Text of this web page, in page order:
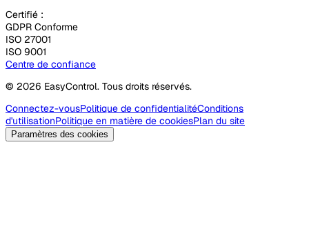
Certifié :
GDPR Conforme
ISO 27001
ISO 9001
Centre de confiance
© 2026 EasyControl. Tous droits réservés.
Connectez-vousPolitique de confidentialitéConditions
d'utilisationPolitique en matière de cookiesPlan du site
Paramètres des cookies